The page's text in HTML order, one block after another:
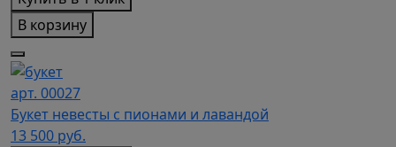
В корзину
арт. 00027
Букет невесты с пионами и лавандой
13 500 руб.